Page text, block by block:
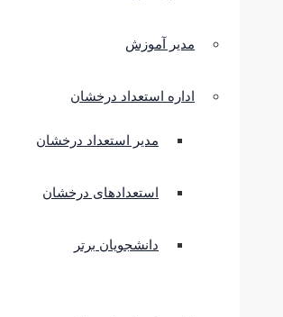
مدیر آموزش
اداره استعداد درخشان
مدیر استعداد درخشان
استعدادهای درخشان
دانشجویان برتر